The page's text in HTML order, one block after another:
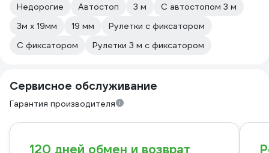
Недорогие
Автостоп 3 м
С автостопом 3 м
3м х 19мм
19 мм
Рулетки с фиксатором
С фиксатором
Рулетки 3 м с фиксатором
Сервисное обслуживание
Гарантия производителя
120 дней обмен и возврат